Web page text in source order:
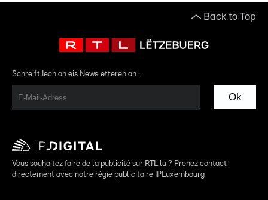
Back to Top
Schreift Iech an eis Newsletteren an :
Ok
Vous souhaitez faire de la publicité sur RTL.lu ? Prenez contact
directement avec notre régie publicitaire IPLuxembourg